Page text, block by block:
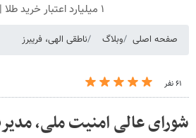
۱ میلیارد اعتبار خرید طلا | بدون ضامن و چک
صفحه اصلی وبلاگ ناطقی الهی، فریبرز
۶۱ نفر
شورای عالی امنیت ملی،